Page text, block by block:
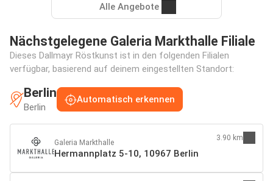
Alle Angebote
Nächstgelegene Galeria Markthalle Filiale
Dieses Dallmayr Röstkunst ist in den folgenden Filialen
verfügbar, basierend auf deinem eingestellten Standort:
Berlin
Berlin
Automatisch erkennen
Galeria Markthalle
Hermannplatz 5-10, 10967 Berlin
3.90 km